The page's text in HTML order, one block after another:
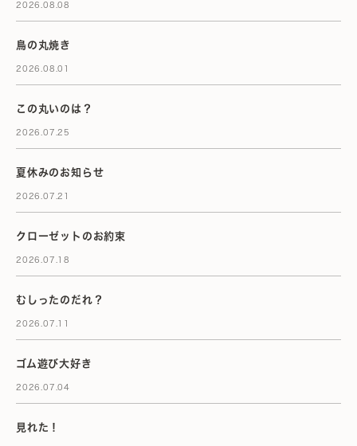
2026.08.08
鳥の丸焼き
2026.08.01
この丸いのは？
2026.07.25
夏休みのお知らせ
2026.07.21
クローゼットのお約束
2026.07.18
むしったのだれ？
2026.07.11
ゴム遊び大好き
2026.07.04
見れた！